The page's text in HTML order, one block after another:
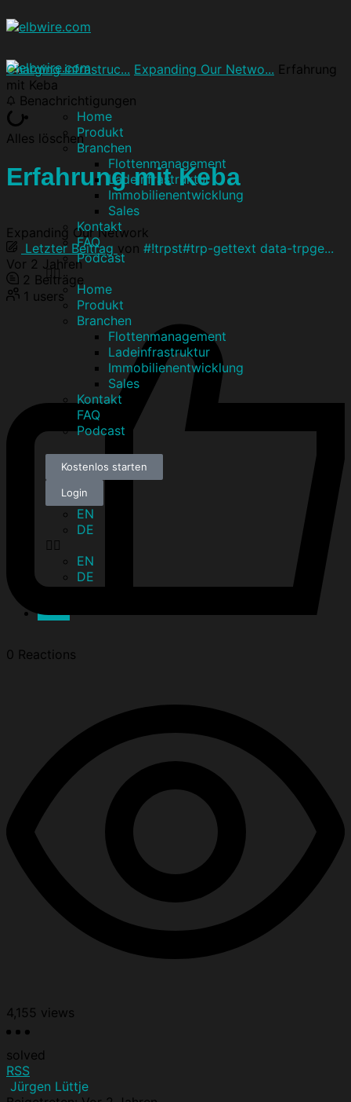
Home
Produkt
Branchen
Flottenmanagement
Ladeinfrastruktur
Immobilienentwicklung
Sales
Kontakt
FAQ
Podcast
Home
Produkt
Branchen
Flottenmanagement
Ladeinfrastruktur
Immobilienentwicklung
Sales
Kontakt
FAQ
Podcast
Kostenlos starten
Login
EN
DE
EN
DE
Menü
Charging infrastruc... Expanding Our Netwo... Erfahrung
mit Keba
Benachrichtigungen
Alles löschen
Erfahrung mit Keba
Expanding Our Network
Letzter Beitrag von #!trpst#trp-gettext data-trpge...
Vor 2 Jahren
2 Beiträge
1 users
0 Reactions
4,155 views
solved
RSS
Jürgen Lüttje